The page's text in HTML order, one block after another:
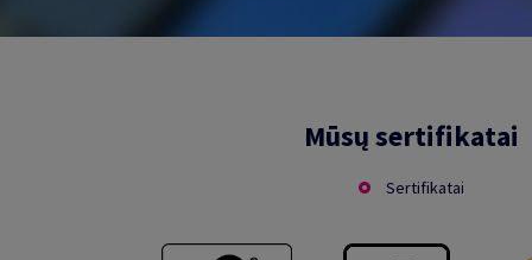
Mūsų sertifikatai
Sertifikatai